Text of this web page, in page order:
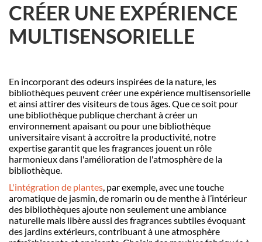
CRÉER UNE EXPÉRIENCE
MULTISENSORIELLE
En incorporant des odeurs inspirées de la nature, les
bibliothèques peuvent créer une expérience multisensorielle
et ainsi attirer des visiteurs de tous âges. Que ce soit pour
une bibliothèque publique cherchant à créer un
environnement apaisant ou pour une bibliothèque
universitaire visant à accroître la productivité, notre
expertise garantit que les fragrances jouent un rôle
harmonieux dans l'amélioration de l'atmosphère de la
bibliothèque.
L'intégration de plantes , par exemple, avec une touche
aromatique de jasmin, de romarin ou de menthe à l’intérieur
des bibliothèques ajoute non seulement une ambiance
naturelle mais libère aussi des fragrances subtiles évoquant
des jardins extérieurs, contribuant à une atmosphère